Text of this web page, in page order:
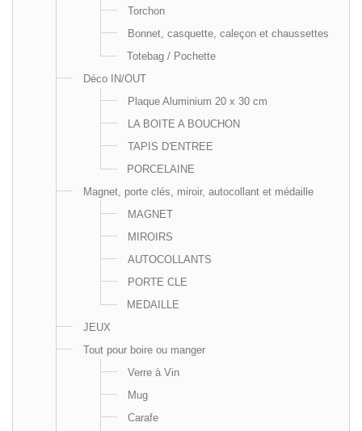
Torchon
Bonnet, casquette, caleçon et chaussettes
Totebag / Pochette
Déco IN/OUT
Plaque Aluminium 20 x 30 cm
LA BOITE A BOUCHON
TAPIS D'ENTREE
PORCELAINE
Magnet, porte clés, miroir, autocollant et médaille
MAGNET
MIROIRS
AUTOCOLLANTS
PORTE CLE
MEDAILLE
JEUX
Tout pour boire ou manger
Verre à Vin
Mug
Carafe